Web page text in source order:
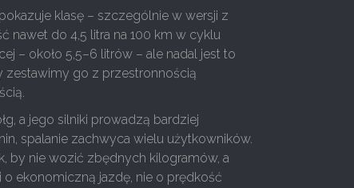
klasę – szczególnie w wersji z
nawet do 4,5 litra na 100 km w cyklu
– około 5,5–6 litrów – ale nadal jest to
zestawimy go z przestronnością
a jego silniki prowadzą bardziej
spalanie zachwyca wielu użytkowników.
by nie wozić zbędnych kilogramów, a
ekonomiczną jazdę, nie o prędkość